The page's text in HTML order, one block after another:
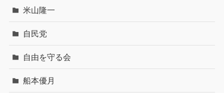
米山隆一
自民党
自由を守る会
船本優月